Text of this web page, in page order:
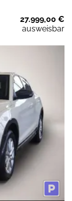
27.999,00 €
ausweisbar